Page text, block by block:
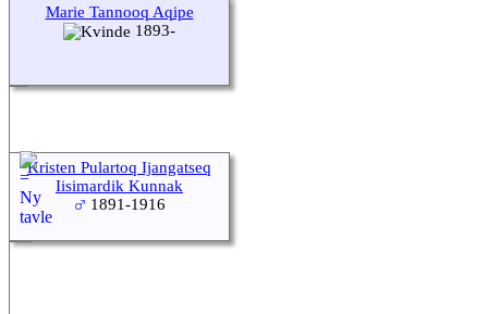
Marie Tannooq Aqipe
1893-
Kristen Pulartoq Ijangatseq
Iisimardik Kunnak
1891-1916